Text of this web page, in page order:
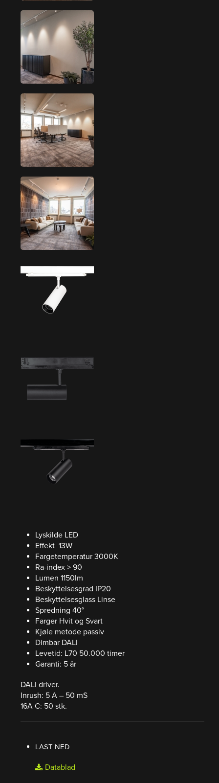
Lyskilde LED
Effekt 13W
Fargetemperatur 3000K
Ra-index > 90
Lumen 1150lm
Beskyttelsesgrad IP20
Beskyttelsesglass Linse
Spredning 40°
Farger Hvit og Svart
Kjøle metode passiv
Dimbar DALI
Levetid: L70 50.000 timer
Garanti: 5 år
DALI driver.
Inrush: 5 A – 50 mS
16A C: 50 stk.
LAST NED
Datablad